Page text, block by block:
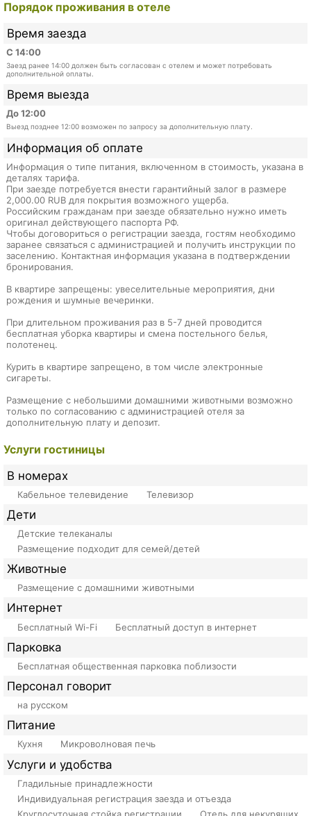
Порядок проживания в отеле
Время заезда
С 14:00
Заезд ранее 14:00 должен быть согласован с отелем и может потребовать
дополнительной оплаты.
Время выезда
До 12:00
Выезд позднее 12:00 возможен по запросу за дополнительную плату.
Информация об оплате
Информация о типе питания, включенном в стоимость, указана в
деталях тарифа.
При заезде потребуется внести гарантийный залог в размере
2,000.00 RUB для покрытия возможного ущерба.
Российским гражданам при заезде обязательно нужно иметь
оригинал действующего паспорта РФ.
Чтобы договориться о регистрации заезда, гостям необходимо
заранее связаться с администрацией и получить инструкции по
заселению. Контактная информация указана в подтверждении
бронирования.
В квартире запрещены: увеселительные мероприятия, дни
рождения и шумные вечеринки.
При длительном проживания раз в 5-7 дней проводится
бесплатная уборка квартиры и смена постельного белья,
полотенец.
Курить в квартире запрещено, в том числе электронные
сигареты.
Размещение с небольшими домашними животными возможно
только по согласованию с администрацией отеля за
дополнительную плату и депозит.
Услуги гостиницы
В номерах
Кабельное телевидение Телевизор
Дети
Детские телеканалы
Размещение подходит для семей/детей
Животные
Размещение с домашними животными
Интернет
Бесплатный Wi-Fi Бесплатный доступ в интернет
Парковка
Бесплатная общественная парковка поблизости
Персонал говорит
на русском
Питание
Кухня Микроволновая печь
Услуги и удобства
Гладильные принадлежности
Индивидуальная регистрация заезда и отъезда
Круглосуточная стойка регистрации
Отель для некурящих